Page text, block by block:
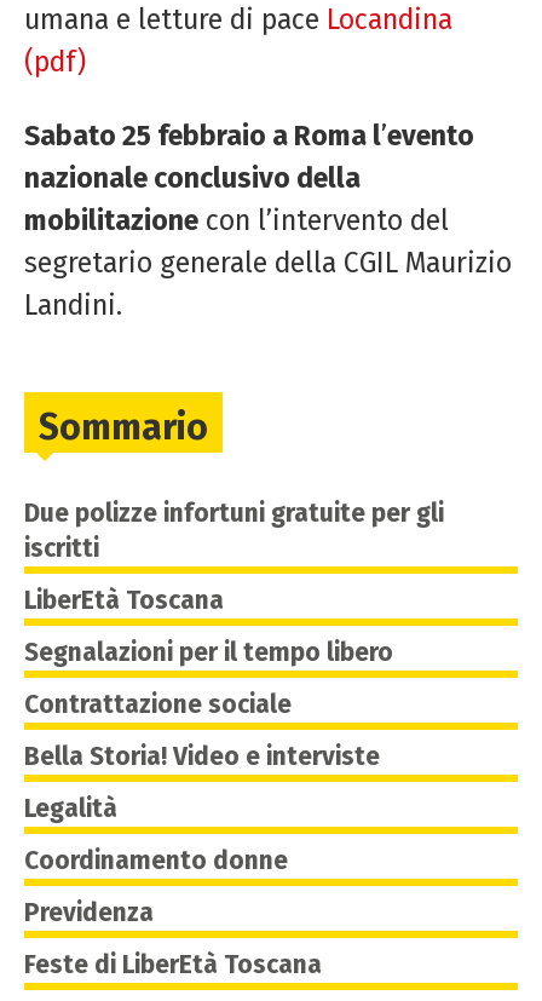
umana e letture di pace Locandina
(pdf)
Sabato 25 febbraio a Roma l’evento
nazionale conclusivo della
mobilitazione con l’intervento del
segretario generale della CGIL Maurizio
Landini.
Sommario
Due polizze infortuni gratuite per gli
iscritti
LiberEtà Toscana
Segnalazioni per il tempo libero
Contrattazione sociale
Bella Storia! Video e interviste
Legalità
Coordinamento donne
Previdenza
Feste di LiberEtà Toscana